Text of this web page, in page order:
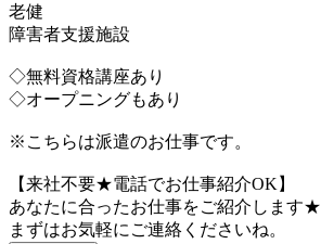
老健
障害者支援施設
◇無料資格講座あり
◇オープニングもあり
※こちらは派遣のお仕事です。
【来社不要★電話でお仕事紹介OK】
あなたに合ったお仕事をご紹介します★
まずはお気軽にご連絡くださいね。